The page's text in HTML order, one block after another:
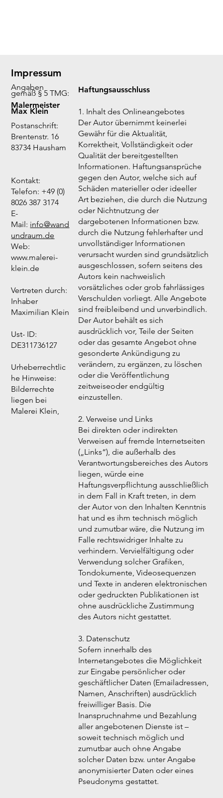
Impressum
Angaben
gemäß § 5 TMG:
Malermeister
Max Klein
Postanschrift:
Brentenstr. 16
83734 Hausham
Kontakt:
Telefon: +49 (0)
8026 387 3174
E-
Mail: info@wand
undraum.de
Web:
www.malerei-
klein.de
Vertreten durch:
Inhaber
Maximilian Klein
Ust- ID:
DE311736127
Urheberrechtlic
he Hinweise:
Bilderrechte
liegen bei
Malerei Klein,
Haftungsausschluss
1. Inhalt des Onlineangebotes
Der Autor übernimmt keinerlei
Gewähr für die Aktualität,
Korrektheit, Vollständigkeit oder
Qualität der bereitgestellten
Informationen. Haftungsansprüche
gegen den Autor, welche sich auf
Schäden materieller oder ideeller
Art beziehen, die durch die Nutzung
oder Nichtnutzung der
dargebotenen Informationen bzw.
durch die Nutzung fehlerhafter und
unvollständiger Informationen
verursacht wurden sind grundsätzlich
ausgeschlossen, sofern seitens des
Autors kein nachweislich
vorsätzliches oder grob fahrlässiges
Verschulden vorliegt. Alle Angebote
sind freibleibend und unverbindlich.
Der Autor behält es sich
ausdrücklich vor, Teile der Seiten
oder das gesamte Angebot ohne
gesonderte Ankündigung zu
verändern, zu ergänzen, zu löschen
oder die Veröffentlichung
zeitweiseoder endgültig
einzustellen.
2. Verweise und Links
Bei direkten oder indirekten
Verweisen auf fremde Internetseiten
(„Links“), die außerhalb des
Verantwortungsbereiches des Autors
liegen, würde eine
Haftungsverpflichtung ausschließlich
in dem Fall in Kraft treten, in dem
der Autor von den Inhalten Kenntnis
hat und es ihm technisch möglich
und zumutbar wäre, die Nutzung im
Falle rechtswidriger Inhalte zu
verhindern. Vervielfältigung oder
Verwendung solcher Grafiken,
Tondokumente, Videosequenzen
und Texte in anderen elektronischen
oder gedruckten Publikationen ist
ohne ausdrückliche Zustimmung
des Autors nicht gestattet.
3. Datenschutz
Sofern innerhalb des
Internetangebotes die Möglichkeit
zur Eingabe persönlicher oder
geschäftlicher Daten (Emailadressen,
Namen, Anschriften) ausdrücklich
freiwilliger Basis. Die
Inanspruchnahme und Bezahlung
aller angebotenen Dienste ist –
soweit technisch möglich und
zumutbar auch ohne Angabe
solcher Daten bzw. unter Angabe
anonymisierter Daten oder eines
Pseudonyms gestattet.